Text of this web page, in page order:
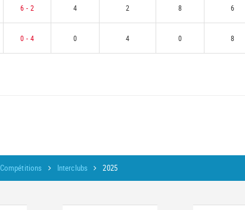
6 - 2 4 2 8 6
0 - 4 0 4 0 8
Compétitions Interclubs 2025